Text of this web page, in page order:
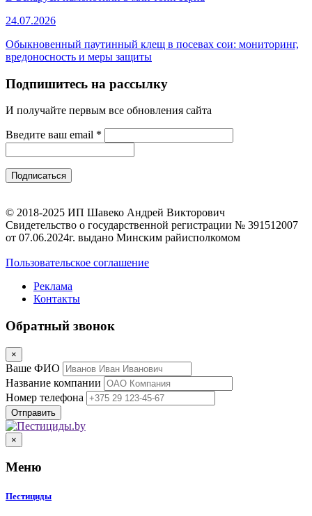
24.07.2026
Обыкновенный паутинный клещ в посевах сои: мониторинг,
вредоносность и меры защиты
Подпишитесь на рассылку
И получайте первым все обновления сайта
Введите ваш email *
© 2018-2025 ИП Шавеко Андрей Викторович
Свидетельство о государственной регистрации № 391512007
от 07.06.2024г. выдано Минским райисполкомом
Пользовательское соглашение
Реклама
Контакты
Обратный звонок
×
Ваше ФИО
Название компании
Номер телефона
×
Меню
Пестициды